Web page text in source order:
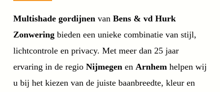
Multishade gordijnenvan Bens & vd Hurk
Zonweringbieden een unieke combinatie van stijl,
lichtcontrole en privacy. Met meer dan 25 jaar
ervaring in de regio Nijmegenen Arnhemhelpen wij
u bij het kiezen van de juiste baanbreedte, kleur en